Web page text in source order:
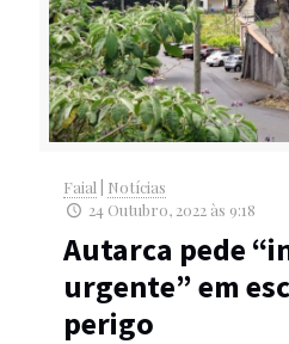
Faial
Notícias
24 Outubro, 2022 às 9:18
Autarca pede
urgente” em
perigo